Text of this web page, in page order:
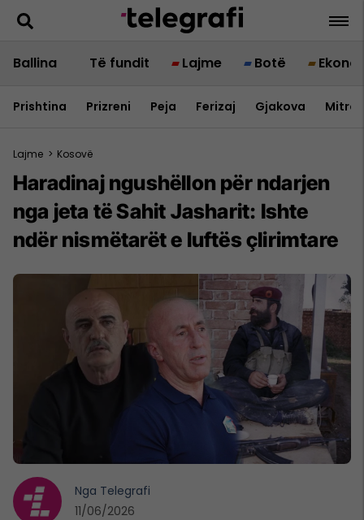
Ballina Të fundit Lajme Botë
Prishtina Prizreni Peja Ferizaj Gjakova
Lajme > Kosovë
Haradinaj ngushëllon për ndarjen
nga jeta të Sahit Jasharit: Ishte
ndër nismëtarët e luftës çlirimtare
Nga Telegrafi
11/06/2026